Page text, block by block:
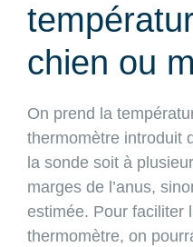
chien ou
On prend la
thermomètre introduit
la sonde soit à
marges de l’anus,
estimée. Pour faciliter
thermomètre, on